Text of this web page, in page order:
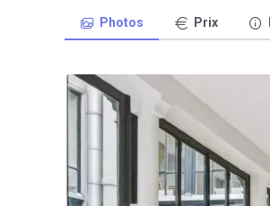
Photos Prix